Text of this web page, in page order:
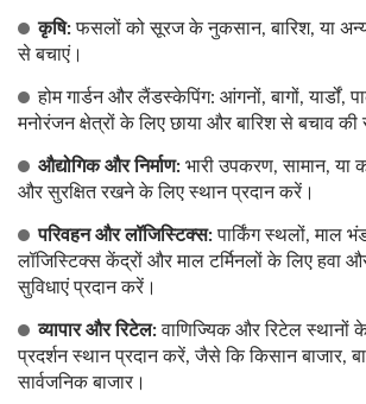
कृषि:फसलों को सूरज के नुकसान, बारिश, या
से बचाएं।
होम गार्डन और लैंडस्केपिंग: आंगनों, बागों, यार्डों,
मनोरंजन क्षेत्रों के लिए छाया और बारिश से बचाव की
औद्योगिक और निर्माण: भारी उपकरण, सामान, या
और सुरक्षित रखने के लिए स्थान प्रदान करें।
परिवहन और लॉजिस्टिक्स:पार्किंग स्थलों, माल
लॉजिस्टिक्स केंद्रों और माल टर्मिनलों के लिए हवा
सुविधाएं प्रदान करें।
व्यापार और रिटेल:वाणिज्यिक और रिटेल स्थानों के
प्रदर्शन स्थान प्रदान करें, जैसे कि किसान बाजार,
सार्वजनिक बाजार।